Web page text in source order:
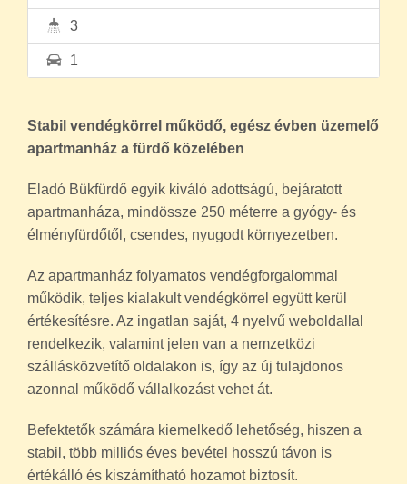
3
1
Stabil vendégkörrel működő, egész évben üzemelő
apartmanház a fürdő közelében
Eladó Bükfürdő egyik kiváló adottságú, bejáratott
apartmanháza, mindössze 250 méterre a gyógy- és
élményfürdőtől, csendes, nyugodt környezetben.
Az apartmanház folyamatos vendégforgalommal
működik, teljes kialakult vendégkörrel együtt kerül
értékesítésre. Az ingatlan saját, 4 nyelvű weboldallal
rendelkezik, valamint jelen van a nemzetközi
szállásközvetítő oldalakon is, így az új tulajdonos
azonnal működő vállalkozást vehet át.
Befektetők számára kiemelkedő lehetőség, hiszen a
stabil, több milliós éves bevétel hosszú távon is
értékálló és kiszámítható hozamot biztosít.